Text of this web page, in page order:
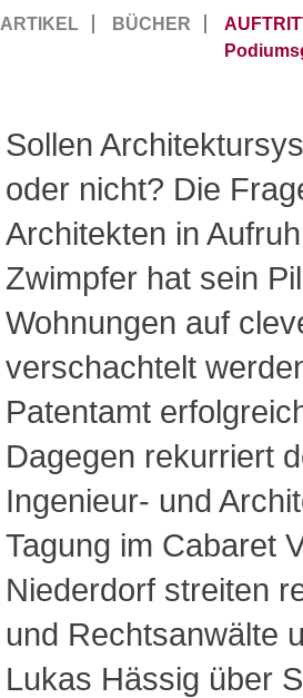
ARTIKEL BÜCHER
Sollen
oder nicht? Die
Architekten in
Zwimpfer hat sein
Wohnungen auf
verschachtelt
Patentamt
Dagegen rekurriert
Ingenieur- und
Tagung im Cabaret
Niederdorf streiten
und Rechtsanwälte
Lukas Hässig über